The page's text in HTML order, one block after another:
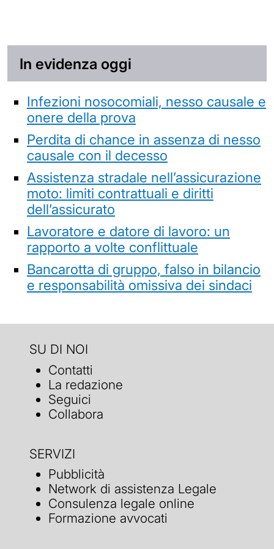
In evidenza oggi
Infezioni nosocomiali, nesso causale e
onere della prova
Perdita di chance in assenza di nesso
causale con il decesso
Assistenza stradale nell’assicurazione
moto: limiti contrattuali e diritti
dell’assicurato
Lavoratore e datore di lavoro: un
rapporto a volte conflittuale
Bancarotta di gruppo, falso in bilancio
e responsabilità omissiva dei sindaci
SU DI NOI
Contatti
La redazione
Seguici
Collabora
SERVIZI
Pubblicità
Network di assistenza Legale
Consulenza legale online
Formazione avvocati